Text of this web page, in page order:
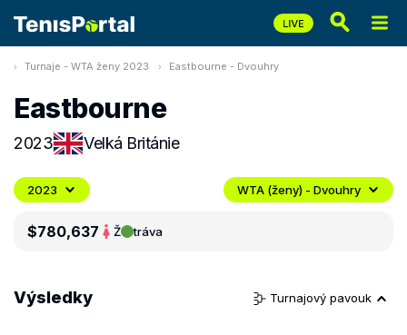
Turnaje - WTA ženy 2023 Eastbourne - Dvouhry
Eastbourne
2023 Velká Británie
2023 WTA (ženy) - Dvouhry
$780,637 Ž tráva
Výsledky Turnajový pavouk